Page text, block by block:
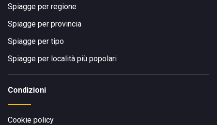
Spiagge per regione
Spiagge per provincia
Spiagge per tipo
Spiagge per località più popolari
Condizioni
Cookie policy